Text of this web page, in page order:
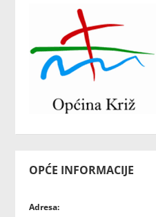
OPĆE INFORMACIJE
Adresa: